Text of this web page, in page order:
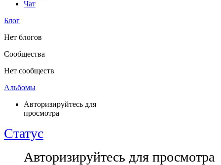
Чат
Блог
Нет блогов
Сообщества
Нет сообществ
Альбомы
Авторизируйтесь для
просмотра
Статус
Авторизируйтесь для просмотра